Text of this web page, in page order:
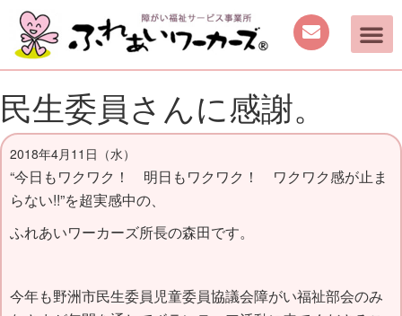
民生委員さんに感謝。
2018年4月11日（水）
“今日もワクワク！ 明日もワクワク！ ワクワク感が止ま
らない!!”を超実感中の、
ふれあいワーカーズ所長の森田です。
今年も野洲市民生委員児童委員協議会障がい福祉部会のみ